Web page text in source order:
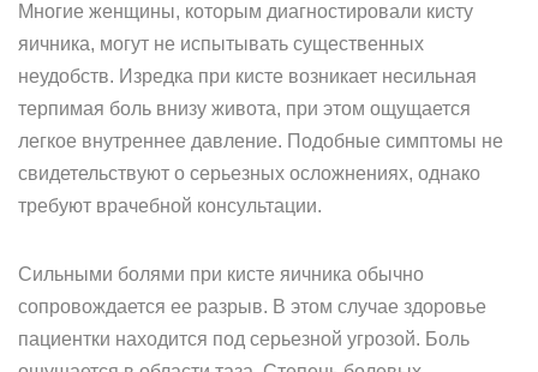
Многие женщины, которым диагностировали кисту
яичника, могут не испытывать существенных
неудобств. Изредка при кисте возникает несильная
терпимая боль внизу живота, при этом ощущается
легкое внутреннее давление. Подобные симптомы не
свидетельствуют о серьезных осложнениях, однако
требуют врачебной консультации.
Сильными болями при кисте яичника обычно
сопровождается ее разрыв. В этом случае здоровье
пациентки находится под серьезной угрозой. Боль